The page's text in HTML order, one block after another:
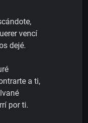
vencí
dejé.
a ti,
por ti.